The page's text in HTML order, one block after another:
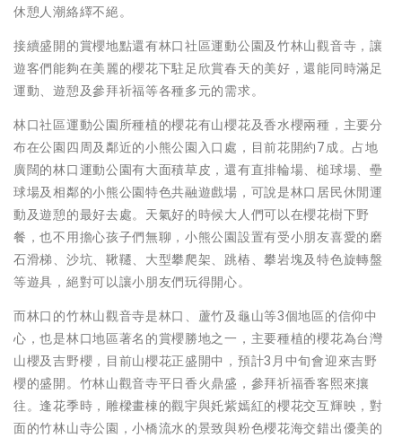
休憩人潮絡繹不絕。
接續盛開的賞櫻地點還有林口社區運動公園及竹林山觀音寺，讓
遊客們能夠在美麗的櫻花下駐足欣賞春天的美好，還能同時滿足
運動、遊憩及參拜祈福等各種多元的需求。
林口社區運動公園所種植的櫻花有山櫻花及香水櫻兩種，主要分
布在公園四周及鄰近的小熊公園入口處，目前花開約7成。占地
廣闊的林口運動公園有大面積草皮，還有直排輪場、槌球場、壘
球場及相鄰的小熊公園特色共融遊戲場，可說是林口居民休閒運
動及遊憩的最好去處。天氣好的時候大人們可以在櫻花樹下野
餐，也不用擔心孩子們無聊，小熊公園設置有受小朋友喜愛的磨
石滑梯、沙坑、鞦韆、大型攀爬架、跳樁、攀岩塊及特色旋轉盤
等遊具，絕對可以讓小朋友們玩得開心。
而林口的竹林山觀音寺是林口、蘆竹及龜山等3個地區的信仰中
心，也是林口地區著名的賞櫻勝地之一，主要種植的櫻花為台灣
山櫻及吉野櫻，目前山櫻花正盛開中，預計3月中旬會迎來吉野
櫻的盛開。竹林山觀音寺平日香火鼎盛，參拜祈福香客熙來攘
往。逢花季時，雕樑畫棟的觀宇與奼紫嫣紅的櫻花交互輝映，對
面的竹林山寺公園，小橋流水的景致與粉色櫻花海交錯出優美的